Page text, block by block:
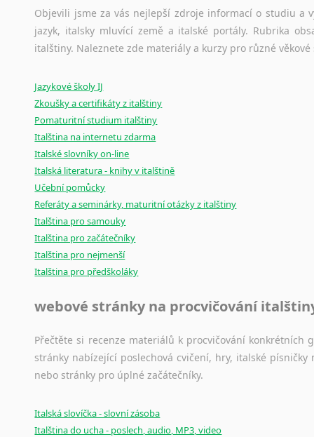
původního zdroje textu.
Ostatní pomůcky pro překladatele
poradny a pravidla
Objevili jsme za vás nejlepší zdroje informací o studiu a
jazyk, italsky mluvící země a italské portály. Rubrika
italštiny. Naleznete zde materiály a kurzy pro různé věkové
Jazykové školy IJ
Zkoušky a certifikáty z italštiny
Pomaturitní studium italštiny
Italština na internetu zdarma
Italské slovníky on-line
Italská literatura - knihy v italštině
Učební pomůcky
Referáty a seminárky, maturitní otázky z italštiny
Italština pro samouky
Italština pro začátečníky
Italština pro nejmenší
Italština pro předškoláky
webové stránky na procvičování
Přečtěte si recenze materiálů k procvičování
stránky nabízející poslechová cvičení, hry, italské
nebo stránky pro úplné začátečníky.
Italská slovíčka - slovní zásoba
Italština do ucha - poslech, audio, MP3, video